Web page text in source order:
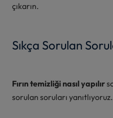
çıkarın.
Sıkça Sorulan
Fırın temizliği nasıl yapılır
sorulan soruları yanıtlıyoruz.